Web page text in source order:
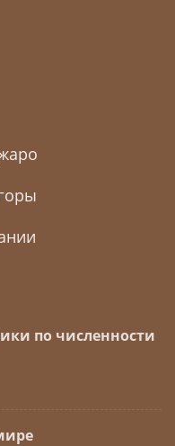
по численности